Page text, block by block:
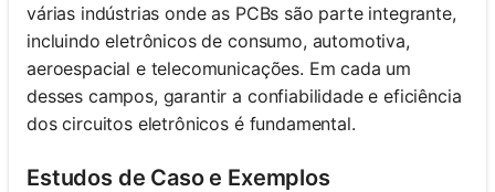
várias indústrias onde as PCBs são parte integrante,
incluindo eletrônicos de consumo, automotiva,
aeroespacial e telecomunicações. Em cada um
desses campos, garantir a confiabilidade e eficiência
dos circuitos eletrônicos é fundamental.
Estudos de Caso e Exemplos